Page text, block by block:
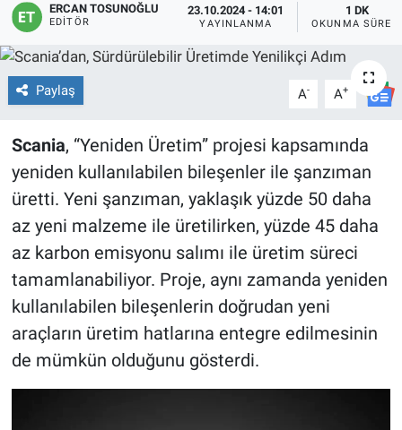
ERCAN TOSUNOĞLU
EDITÖR
23.10.2024 - 14:01
YAYINLANMA
1 DK
OKUNMA SÜRESI
Paylaş A- A+
Scania, “Yeniden Üretim” projesi kapsamında
yeniden kullanılabilen bileşenler ile şanzıman
üretti. Yeni şanzıman, yaklaşık yüzde 50 daha
az yeni malzeme ile üretilirken, yüzde 45 daha
az karbon emisyonu salımı ile üretim süreci
tamamlanabiliyor. Proje, aynı zamanda yeniden
kullanılabilen bileşenlerin doğrudan yeni
araçların üretim hatlarına entegre edilmesinin
de mümkün olduğunu gösterdi.